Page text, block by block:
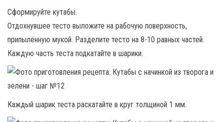
Сформируйте кутабы.
Отдохнувшее тесто выложите на рабочую поверхность,
припылённую мукой. Разделите тесто на 8-10 равных частей.
Каждую часть теста подкатайте в шарики.
Каждый шарик теста раскатайте в круг толщиной 1 мм.